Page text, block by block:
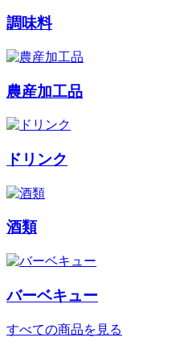
調味料
農産加工品
ドリンク
酒類
バーベキュー
すべての商品を見る